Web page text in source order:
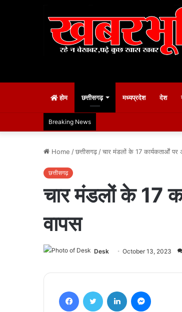
होम छत्तीसगढ़ मध्यप्रदेश देश
Breaking News
Home /छत्तीसगढ़ /चार मंडलों के 17 कार्यकतार्ओं पर
छत्तीसगढ़
चार मंडलों के 17
वापस
Desk October 13, 2023